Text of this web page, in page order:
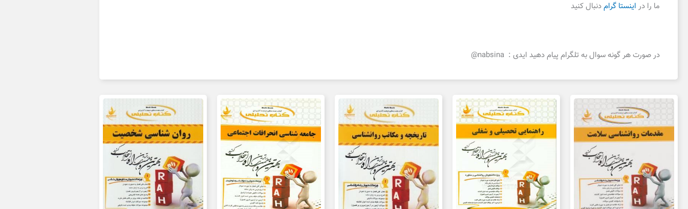
ما را در اینستا گرامدنبال کنید
در صورت هر گونه سوال به تلگرام پیام دهید ایدی : nabsina@